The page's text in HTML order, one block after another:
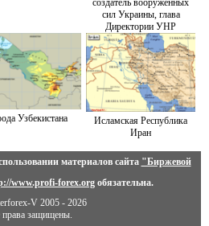
создатель вооруженных
сил Украины, глава
Директории УНР
Узбекистана
Исламская Республика
Иран
материалов сайта "Биржевой
www.profi-forex.orgобязательна.
V 2005 - 2026
права защищены.